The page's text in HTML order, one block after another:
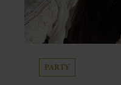
PARTY